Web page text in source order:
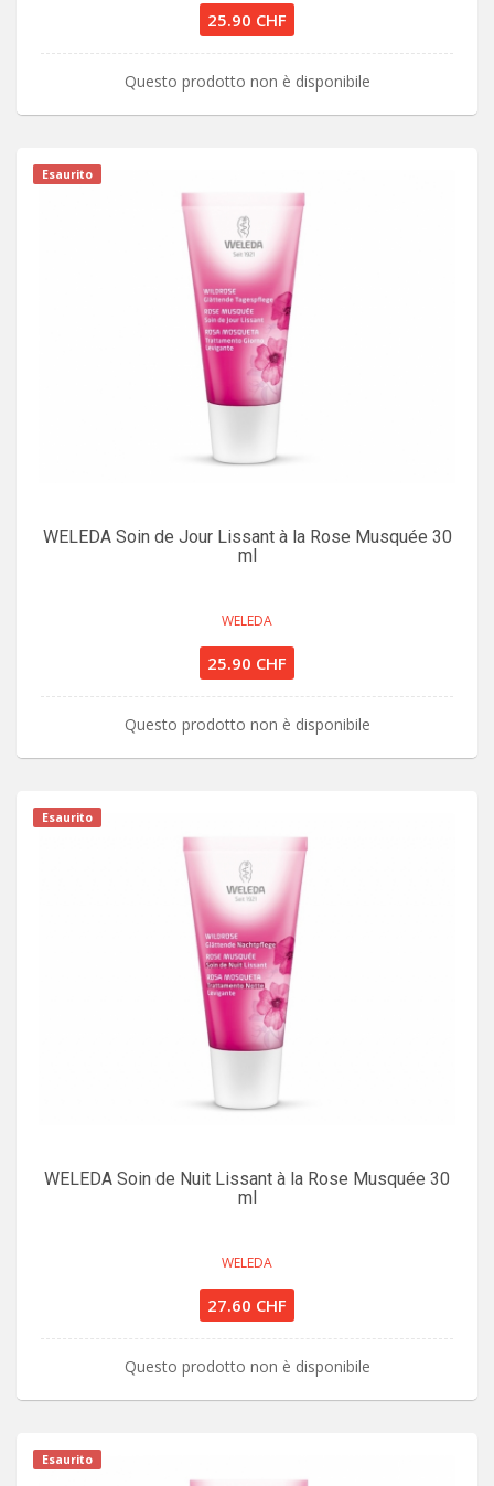
25.90 CHF
Questo prodotto non è disponibile
Esaurito
WELEDA Soin de Jour Lissant à la Rose Musquée 30
ml
WELEDA
25.90 CHF
Questo prodotto non è disponibile
Esaurito
WELEDA Soin de Nuit Lissant à la Rose Musquée 30
ml
WELEDA
27.60 CHF
Questo prodotto non è disponibile
Esaurito